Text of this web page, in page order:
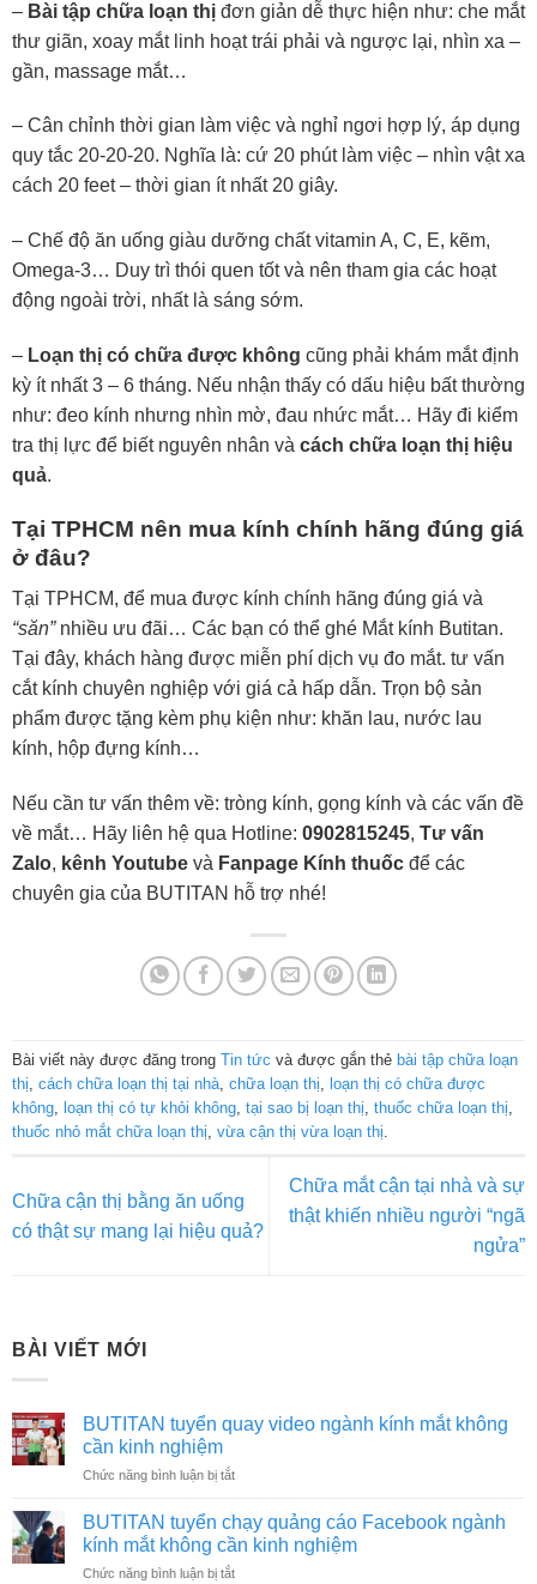
– Bài tập chữa loạn thịđơn giản dễ thực hiện như: che mắt
thư giãn, xoay mắt linh hoạt trái phải và ngược lại, nhìn xa –
gần, massage mắt…
– Cân chỉnh thời gian làm việc và nghỉ ngơi hợp lý, áp dụng
quy tắc 20-20-20. Nghĩa là: cứ 20 phút làm việc – nhìn vật xa
cách 20 feet – thời gian ít nhất 20 giây.
– Chế độ ăn uống giàu dưỡng chất vitamin A, C, E, kẽm,
Omega-3… Duy trì thói quen tốt và nên tham gia các hoạt
động ngoài trời, nhất là sáng sớm.
– Loạn thị có chữa được không cũng phải khám mắt định
kỳ ít nhất 3 – 6 tháng. Nếu nhận thấy có dấu hiệu bất thường
như: đeo kính nhưng nhìn mờ, đau nhức mắt… Hãy đi kiểm
tra thị lực để biết nguyên nhân và cách chữa loạn thị hiệu
quả.
Tại TPHCM nên mua kính chính hãng đúng giá
ở đâu?
Tại TPHCM, để mua được kính chính hãng đúng giá và
“săn”nhiều ưu đãi… Các bạn có thể ghé Mắt kính Butitan.
Tại đây, khách hàng được miễn phí dịch vụ đo mắt. tư vấn
cắt kính chuyên nghiệp với giá cả hấp dẫn. Trọn bộ sản
phẩm được tặng kèm phụ kiện như: khăn lau, nước lau
kính, hộp đựng kính…
Nếu cần tư vấn thêm về: tròng kính, gọng kính và các vấn đề
về mắt… Hãy liên hệ qua Hotline: 0902815245, Tư vấn
Zalo, kênh Youtubevà Fanpage Kính thuốcđể các
chuyên gia của BUTITAN hỗ trợ nhé!
Bài viết này được đăng trong Tin tức và được gắn thẻ bài tập chữa loạn
thị, cách chữa loạn thị tại nhà, chữa loạn thị, loạn thị có chữa được
không, loạn thị có tự khỏi không, tại sao bị loạn thị, thuốc chữa loạn thị,
thuốc nhỏ mắt chữa loạn thị, vừa cận thị vừa loạn thị.
Chữa cận thị bằng ăn uống
có thật sự mang lại hiệu quả?
Chữa mắt cận tại nhà và sự
thật khiến nhiều người “ngã
ngửa”
BÀI VIẾT MỚI
BUTITAN tuyển quay video ngành kính mắt không
cần kinh nghiệm
Chức năng bình luận bị tắtở
tuyển
quay
video
ngành
BUTITAN tuyển chạy quảng cáo Facebook ngành
kính mắt không cần kinh nghiệm
Chức năng bình luận bị tắtở